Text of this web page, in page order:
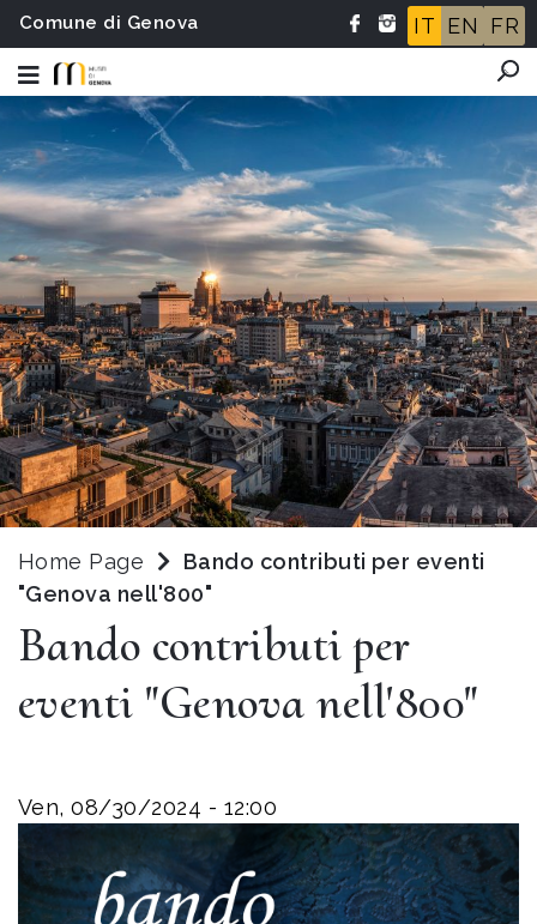
Comune di Genova IT EN FR
Home Page
Bando contributi per eventi
"Genova nell'800"
Bando contributi per
eventi "Genova nell'800"
Ven, 08/30/2024 - 12:00